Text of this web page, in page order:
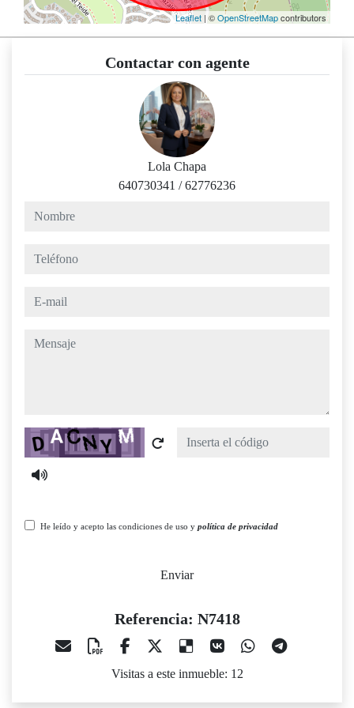
Leaflet | ©OpenStreetMapcontributors
Contactar con agente
Lola Chapa
640730341 /62776236
nombre
teléfono
e-mail
mensaje
Captcha
He leído y acepto las condiciones de uso y política de privacidad
Enviar
Referencia: N7418
Visitas a este inmueble: 12